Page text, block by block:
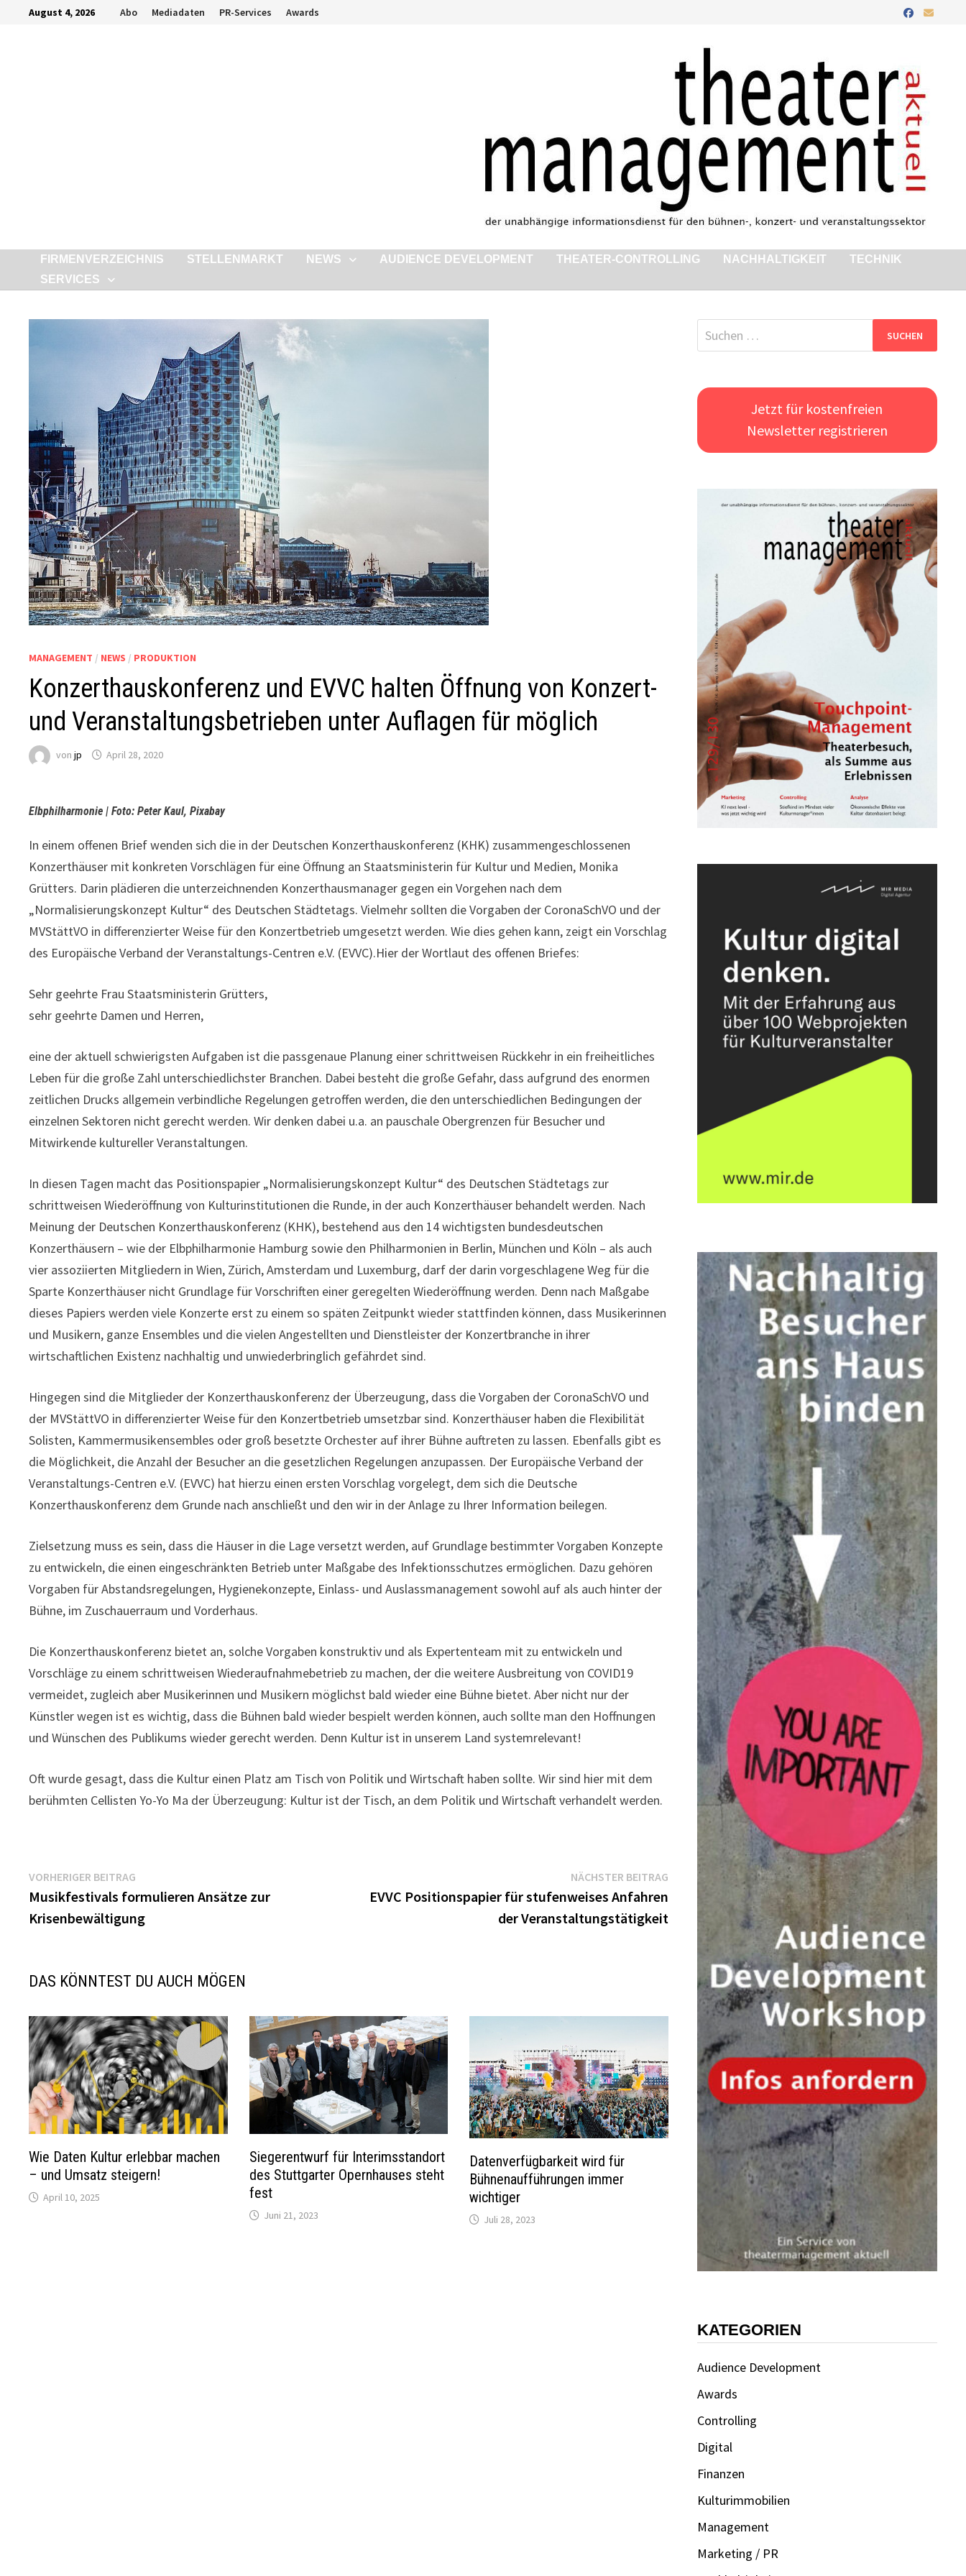
ZurückAugust 4, 2026 Abo Mediadaten PR-Services Awards
FIRMENVERZEICHNIS STELLENMARKT NEWS AUDIENCE DEVELOPMENT THEATER-CONTROLLING NACHHALTIGKEIT
TECHNIK
SERVICES
MANAGEMENT / NEWS / PRODUKTION
Konzerthauskonferenz und EVVC halten Öffnung von Konzert-
und Veranstaltungsbetrieben unter Auflagen für möglich
vonjp April 28, 2020
Elbphilharmonie | Foto: Peter Kaul, Pixabay
In einem offenen Brief wenden sich die in der Deutschen Konzerthauskonferenz (KHK) zusammengeschlossenen
Konzerthäuser mit konkreten Vorschlägen für eine Öffnung an Staatsministerin für Kultur und Medien, Monika
Grütters. Darin plädieren die unterzeichnenden Konzerthausmanager gegen ein Vorgehen nach dem
„Normalisierungskonzept Kultur“ des Deutschen Städtetags. Vielmehr sollten die Vorgaben der CoronaSchVO und der
MVStättVO in differenzierter Weise für den Konzertbetrieb umgesetzt werden. Wie dies gehen kann, zeigt ein Vorschlag
des Europäische Verband der Veranstaltungs-Centren e.V. (EVVC).Hier der Wortlaut des offenen Briefes:
Sehr geehrte Frau Staatsministerin Grütters,
sehr geehrte Damen und Herren,
eine der aktuell schwierigsten Aufgaben ist die passgenaue Planung einer schrittweisen Rückkehr in ein freiheitliches
Leben für die große Zahl unterschiedlichster Branchen. Dabei besteht die große Gefahr, dass aufgrund des enormen
zeitlichen Drucks allgemein verbindliche Regelungen getroffen werden, die den unterschiedlichen Bedingungen der
einzelnen Sektoren nicht gerecht werden. Wir denken dabei u.a. an pauschale Obergrenzen für Besucher und
Mitwirkende kultureller Veranstaltungen.
In diesen Tagen macht das Positionspapier „Normalisierungskonzept Kultur“ des Deutschen Städtetags zur
schrittweisen Wiederöffnung von Kulturinstitutionen die Runde, in der auch Konzerthäuser behandelt werden. Nach
Meinung der Deutschen Konzerthauskonferenz (KHK), bestehend aus den 14 wichtigsten bundesdeutschen
Konzerthäusern – wie der Elbphilharmonie Hamburg sowie den Philharmonien in Berlin, München und Köln – als auch
vier assoziierten Mitgliedern in Wien, Zürich, Amsterdam und Luxemburg, darf der darin vorgeschlagene Weg für die
Sparte Konzerthäuser nicht Grundlage für Vorschriften einer geregelten Wiederöffnung werden. Denn nach Maßgabe
dieses Papiers werden viele Konzerte erst zu einem so späten Zeitpunkt wieder stattfinden können, dass Musikerinnen
und Musikern, ganze Ensembles und die vielen Angestellten und Dienstleister der Konzertbranche in ihrer
wirtschaftlichen Existenz nachhaltig und unwiederbringlich gefährdet sind.
Hingegen sind die Mitglieder der Konzerthauskonferenz der Überzeugung, dass die Vorgaben der CoronaSchVO und
der MVStättVO in differenzierter Weise für den Konzertbetrieb umsetzbar sind. Konzerthäuser haben die Flexibilität
Solisten, Kammermusikensembles oder groß besetzte Orchester auf ihrer Bühne auftreten zu lassen. Ebenfalls gibt es
die Möglichkeit, die Anzahl der Besucher an die gesetzlichen Regelungen anzupassen. Der Europäische Verband der
Veranstaltungs-Centren e.V. (EVVC) hat hierzu einen ersten Vorschlag vorgelegt, dem sich die Deutsche
Konzerthauskonferenz dem Grunde nach anschließt und den wir in der Anlage zu Ihrer Information beilegen.
Zielsetzung muss es sein, dass die Häuser in die Lage versetzt werden, auf Grundlage bestimmter Vorgaben Konzepte
zu entwickeln, die einen eingeschränkten Betrieb unter Maßgabe des Infektionsschutzes ermöglichen. Dazu gehören
Vorgaben für Abstandsregelungen, Hygienekonzepte, Einlass- und Auslassmanagement sowohl auf als auch hinter der
Bühne, im Zuschauerraum und Vorderhaus.
Die Konzerthauskonferenz bietet an, solche Vorgaben konstruktiv und als Expertenteam mit zu entwickeln und
Vorschläge zu einem schrittweisen Wiederaufnahmebetrieb zu machen, der die weitere Ausbreitung von COVID19
vermeidet, zugleich aber Musikerinnen und Musikern möglichst bald wieder eine Bühne bietet. Aber nicht nur der
Künstler wegen ist es wichtig, dass die Bühnen bald wieder bespielt werden können, auch sollte man den Hoffnungen
und Wünschen des Publikums wieder gerecht werden. Denn Kultur ist in unserem Land systemrelevant!
Oft wurde gesagt, dass die Kultur einen Platz am Tisch von Politik und Wirtschaft haben sollte. Wir sind hier mit dem
berühmten Cellisten Yo-Yo Ma der Überzeugung: Kultur ist der Tisch, an dem Politik und Wirtschaft verhandelt werden.
Beitragsnavigation
VORHERIGER BEITRAG
Beitrag:
Musikfestivals formulieren Ansätze zur
Krisenbewältigung
NÄCHSTER BEITRAGNächster
Beitrag:
EVVC Positionspapier für stufenweises Anfahren
der Veranstaltungstätigkeit
DAS KÖNNTEST DU AUCH MÖGEN
Wie Daten Kultur erlebbar machen
– und Umsatz steigern!
April 10, 2025
Siegerentwurf für Interimsstandort
des Stuttgarter Opernhauses steht
fest
Juni 21, 2023
Datenverfügbarkeit wird für
Bühnenaufführungen immer
wichtiger
Juli 28, 2023
Suchen
nach:
Jetzt für kostenfreien
Newsletter registrieren
KATEGORIEN
Audience Development
Awards
Controlling
Digital
Finanzen
Kulturimmobilien
Management
Marketing / PR